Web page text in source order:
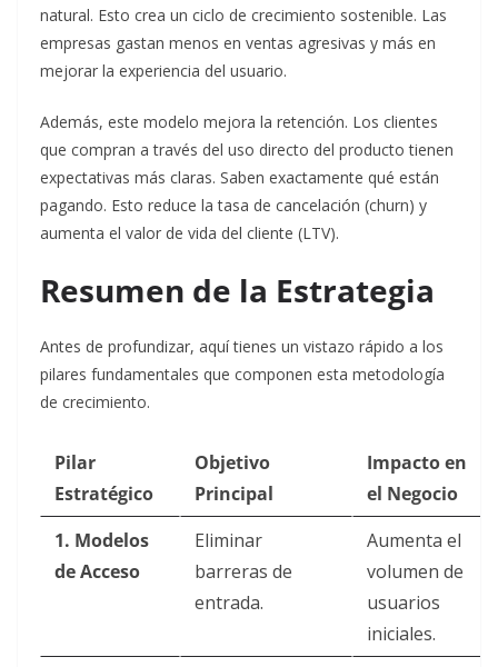
natural. Esto crea un ciclo de crecimiento sostenible. Las
empresas gastan menos en ventas agresivas y más en
mejorar la experiencia del usuario.
Además, este modelo mejora la retención. Los clientes
que compran a través del uso directo del producto tienen
expectativas más claras. Saben exactamente qué están
pagando. Esto reduce la tasa de cancelación (churn) y
aumenta el valor de vida del cliente (LTV).
Resumen de la Estrategia
Antes de profundizar, aquí tienes un vistazo rápido a los
pilares fundamentales que componen esta metodología
de crecimiento.
Pilar
Estratégico
Objetivo
Principal
Impacto en
el Negocio
1. Modelos
de Acceso
Eliminar
barreras de
entrada.
Aumenta el
volumen de
usuarios
iniciales.